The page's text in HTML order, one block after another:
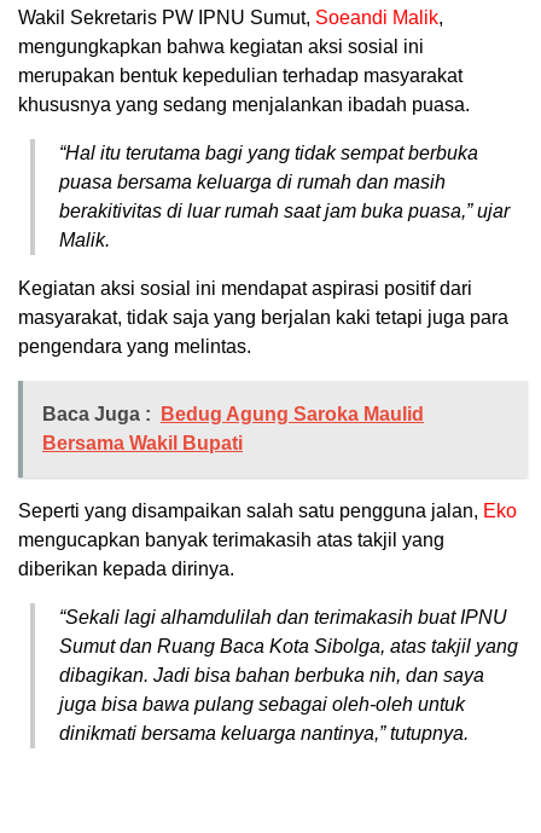
Wakil Sekretaris PW IPNU Sumut, Soeandi Malik,
mengungkapkan bahwa kegiatan aksi sosial ini
merupakan bentuk kepedulian terhadap masyarakat
khususnya yang sedang menjalankan ibadah puasa.
“Hal itu terutama bagi yang tidak sempat berbuka
puasa bersama keluarga di rumah dan masih
berakitivitas di luar rumah saat jam buka puasa,” ujar
Malik.
Kegiatan aksi sosial ini mendapat aspirasi positif dari
masyarakat, tidak saja yang berjalan kaki tetapi juga para
pengendara yang melintas.
Baca Juga :
Bedug Agung Saroka Maulid
Bersama Wakil Bupati
Seperti yang disampaikan salah satu pengguna jalan, Eko
mengucapkan banyak terimakasih atas takjil yang
diberikan kepada dirinya.
“Sekali lagi alhamdulilah dan terimakasih buat IPNU
Sumut dan Ruang Baca Kota Sibolga, atas takjil yang
dibagikan. Jadi bisa bahan berbuka nih, dan saya
juga bisa bawa pulang sebagai oleh-oleh untuk
dinikmati bersama keluarga nantinya,” tutupnya.